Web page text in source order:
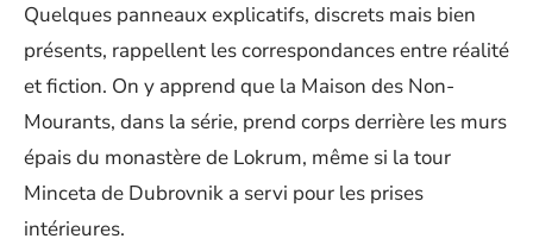
Quelques panneaux explicatifs, discrets mais bien
présents, rappellent les correspondances entre réalité
et fiction. On y apprend que la Maison des Non-
Mourants, dans la série, prend corps derrière les murs
épais du monastère de Lokrum, même si la tour
Minceta de Dubrovnik a servi pour les prises
intérieures.